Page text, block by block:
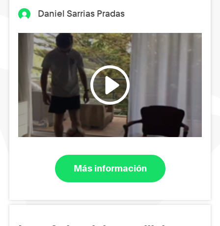
Daniel Sarrias Pradas
Más información